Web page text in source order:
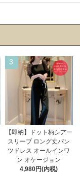
3
【即納】ドット柄シアー
スリーブ ロング丈パン
ツドレス オールインワ
ン オケージョン
4,980円(内税)